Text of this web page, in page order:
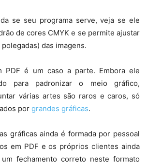
se seu programa serve, veja se ele
de cores CMYK e se permite ajustar
das imagens.
PDF é um caso a parte. Embora ele
para padronizar o meio gráfico,
várias artes são raros e caros, só
por grandes gráficas.
gráficas ainda é formada por pessoal
em PDF e os próprios clientes ainda
fechamento correto neste formato